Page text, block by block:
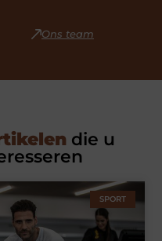
Ons team
die u
SPORT